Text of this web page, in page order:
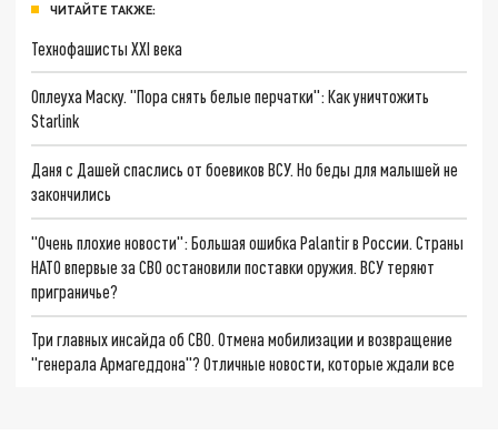
ЧИТАЙТЕ ТАКЖЕ:
Технофашисты XXI века
Оплеуха Маску. "Пора снять белые перчатки": Как уничтожить
Starlink
Даня с Дашей спаслись от боевиков ВСУ. Но беды для малышей не
закончились
"Очень плохие новости": Большая ошибка Palantir в России. Страны
НАТО впервые за СВО остановили поставки оружия. ВСУ теряют
приграничье?
Три главных инсайда об СВО. Отмена мобилизации и возвращение
"генерала Армагеддона"? Отличные новости, которые ждали все